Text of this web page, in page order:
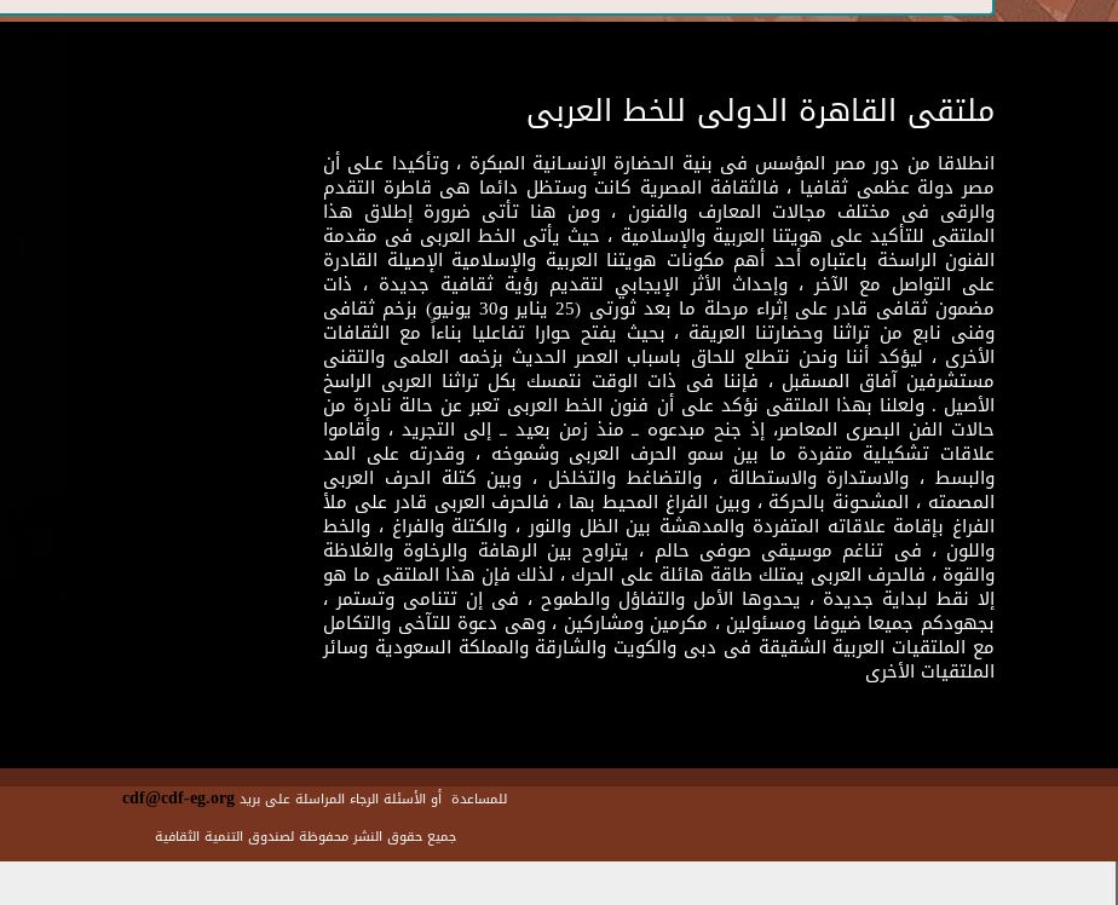
ملتقى القاهرة الدولى للخط العربى
انطلاقا من دور مصر المؤسس فى بنية الحضارة الإنسـانية المبكرة ، وتأكيدا عـلى أن
مصر دولة عظمى ثقافيا ، فالثقافة المصرية كانت وستظل دائما هى قاطرة التقدم
والرقى فى مختلف مجالات المعارف والفنون ، ومن هنا تأتى ضرورة إطلاق هذا
الملتقى للتأكيد على هويتنا العربية والإسلامية ، حيث يأتى الخط العربى فى مقدمة
الفنون الراسخة باعتباره أحد أهم مكونات هويتنا العربية والإسلامية الإصيلة القادرة
على التواصل مع الآخر ، وإحداث الأثر الإيجابي لتقديم رؤية ثقافية جديدة ، ذات
مضمون ثقافى قادر على إثراء مرحلة ما بعد ثورتى (25 يناير و30 يونيو) بزخم ثقافى
وفنى نابع من تراثنا وحضارتنا العريقة ، بحيث يفتح حوارا تفاعليا بناءاً مع الثقافات
الأخرى ، ليؤكد أننا ونحن نتطلع للحاق باسباب العصر الحديث بزخمه العلمى والتقنى
مستشرفين آفاق المسقبل ، فإننا فى ذات الوقت نتمسك بكل تراثنا العربى الراسخ
الأصيل . ولعلنا بهذا الملتقى نؤكد على أن فنون الخط العربى تعبر عن حالة نادرة من
حالات الفن البصرى المعاصر، إذ جنح مبدعوه ــ منذ زمن بعيد ــ إلى التجريد ، وأقاموا
علاقات تشكيلية متفردة ما بين سمو الحرف العربى وشموخه ، وقدرته على المد
والبسط ، والاستدارة والاستطالة ، والتضاغط والتخلخل ، وبين كتلة الحرف العربى
المصمته ، المشحونة بالحركة ، وبين الفراغ المحيط بها ، فالحرف العربى قادر على ملأ
الفراغ بإقامة علاقاته المتفردة والمدهشة بين الظل والنور ، والكتلة والفراغ ، والخط
واللون ، فى تناغم موسيقى صوفى حالم ، يتراوح بين الرهافة والرخاوة والغلاظة
والقوة ، فالحرف العربى يمتلك طاقة هائلة على الحرك ، لذلك فإن هذا الملتقى ما هو
إلا نقط لبداية جديدة ، يحدوها الأمل والتفاؤل والطموح ، فى إن تتنامى وتستمر ،
بجهودكم جميعا ضيوفا ومسئولين ، مكرمين ومشاركين ، وهى دعوة للتآخى والتكامل
مع الملتقيات العربية الشقيقة فى دبى والكويت والشارقة والمملكة السعودية وسائر
الملتقيات الأخرى
للمساعدة أو الأسئلة الرجاء المراسلة على بريدcdf@cdf-eg.org
جميع حقوق النشر محفوظة لصندوق التنمية الثقافية